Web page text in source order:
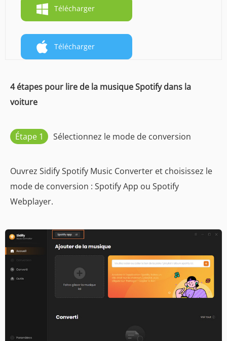
Télécharger
Télécharger
4 étapes pour lire de la musique Spotify dans la
voiture
Étape 1 Sélectionnez le mode de conversion
Ouvrez Sidify Spotify Music Converter et choisissez le
mode de conversion : Spotify App ou Spotify
Webplayer.